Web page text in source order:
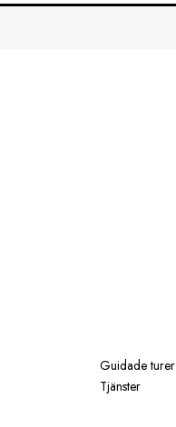
Guidade turer
Tjänster